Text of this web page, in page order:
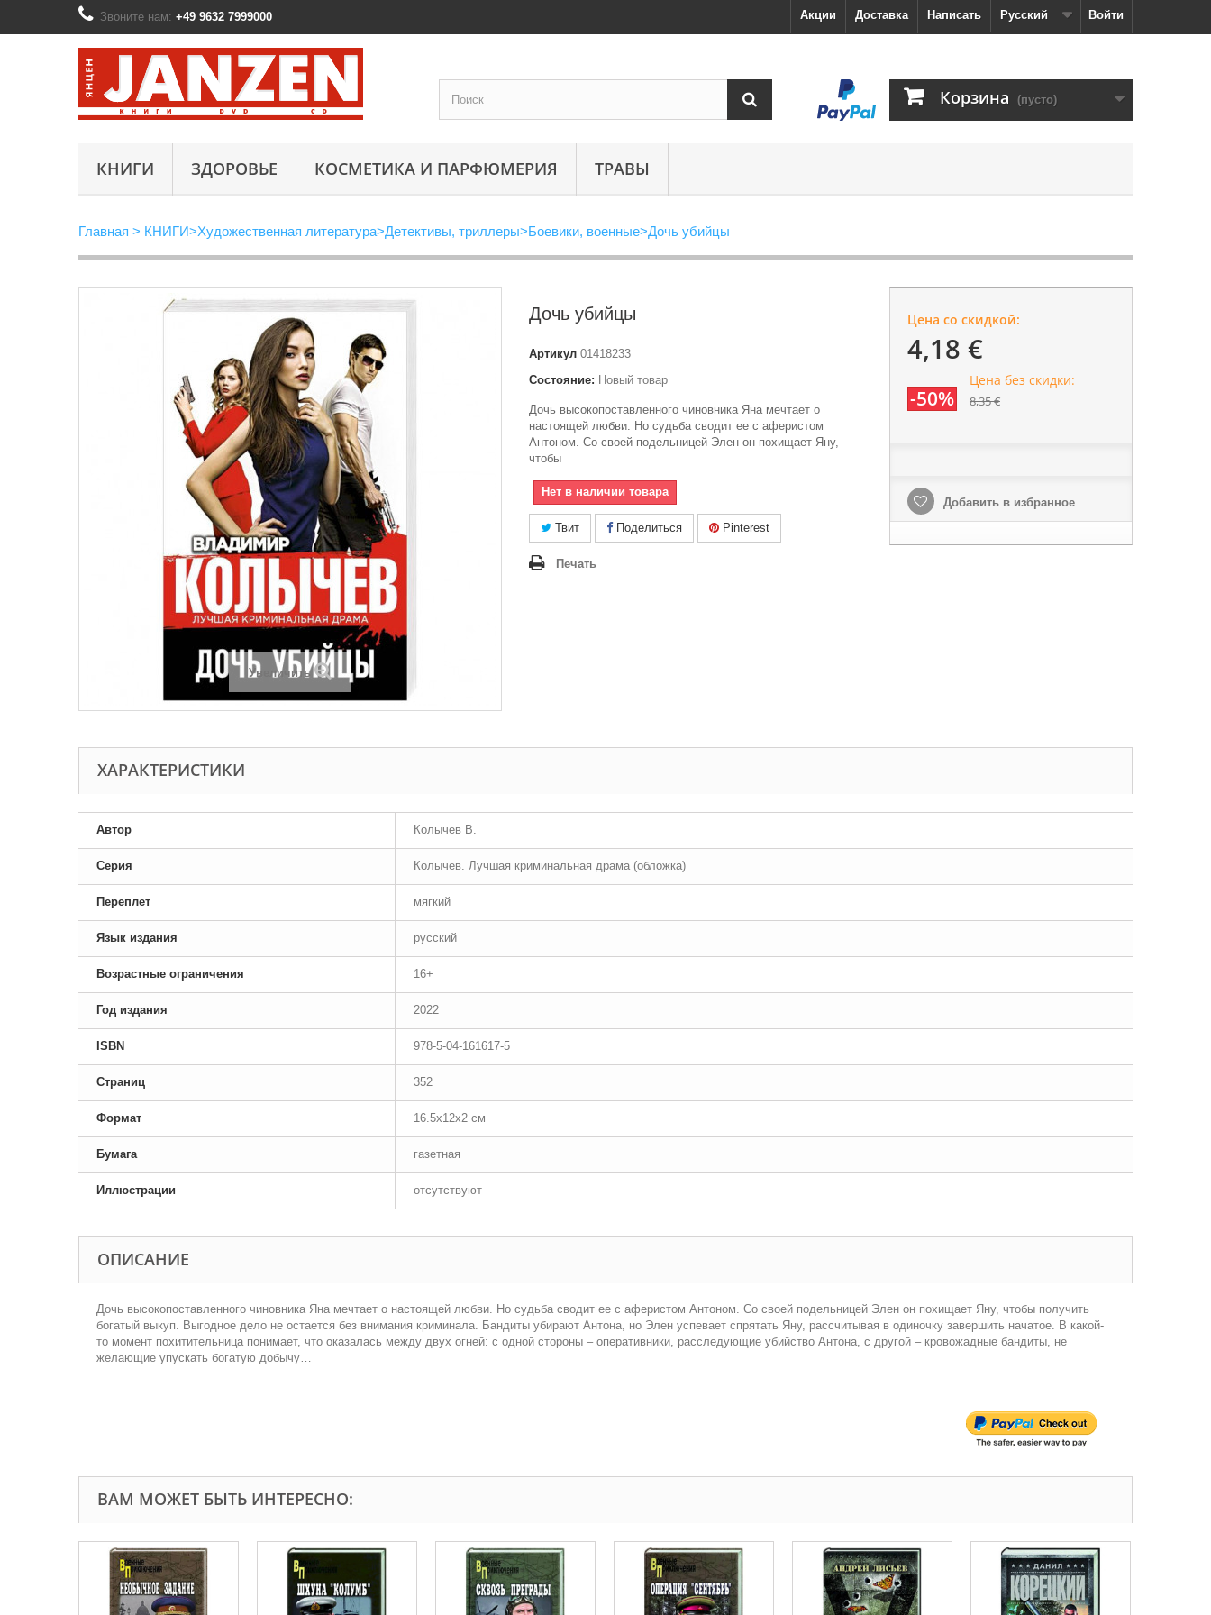
Войти
Русский
Написать
Доставка
Акции
Звоните нам: +49 9632 7999000
Корзина (пусто)
КНИГИ ЗДОРОВЬЕ КОСМЕТИКА И ПАРФЮМЕРИЯ ТРАВЫ
Главная > КНИГИ>Художественная литература>Детективы, триллеры>Боевики, военные>Дочь убийцы
Увеличить
Дочь убийцы
Артикул 01418233
Состояние: Новый товар
Дочь высокопоставленного чиновника Яна мечтает о
настоящей любви. Но судьба сводит ее с аферистом
Антоном. Со своей подельницей Элен он похищает Яну,
чтобы
Нет в наличии товара
Твит Поделиться Pinterest
Печать
Цена со скидкой:
4,18 €
-50%
Цена без скидки:
8,35 €
Добавить в избранное
ХАРАКТЕРИСТИКИ
Автор Колычев В.
Серия Колычев. Лучшая криминальная драма (обложка)
Переплет мягкий
Язык издания русский
Возрастные ограничения 16+
Год издания 2022
ISBN 978-5-04-161617-5
Страниц 352
Формат 16.5x12x2 см
Бумага газетная
Иллюстрации отсутствуют
ОПИСАНИЕ
Дочь высокопоставленного чиновника Яна мечтает о настоящей любви. Но судьба сводит ее с аферистом Антоном. Со своей подельницей Элен он похищает Яну, чтобы получить
богатый выкуп. Выгодное дело не остается без внимания криминала. Бандиты убирают Антона, но Элен успевает спрятать Яну, рассчитывая в одиночку завершить начатое. В какой-
то момент похитительница понимает, что оказалась между двух огней: с одной стороны – оперативники, расследующие убийство Антона, с другой – кровожадные бандиты, не
желающие упускать богатую добычу…
ВАМ МОЖЕТ БЫТЬ ИНТЕРЕСНО: